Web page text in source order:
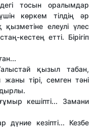
тосын оралымдар
көркем тілдің әр
елеулі үлес
кестең етті. Бірігіп
қызыл табан,
тірі, семген тәні
кешіпті... Замани
кезіпті... Кезбе